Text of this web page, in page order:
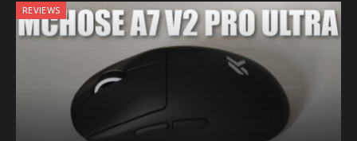
REVIEWS